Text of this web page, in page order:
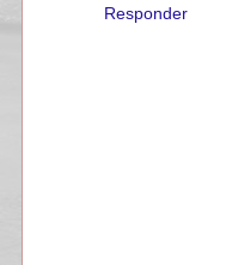
Responder